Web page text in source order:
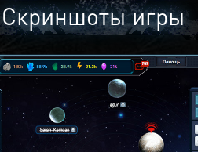
Скриншоты игры